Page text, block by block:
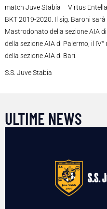
match Juve Stabia – Virtus
BKT 2019-2020. Il sig. Baroni
Mastrodonato della sezione AIA
della sezione AIA di Palermo, il
della sezione AIA di Bari.
S.S. Juve Stabia
ULTIME NEWS